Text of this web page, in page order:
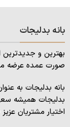
بانه بدلیجات
بهترین و
صورت عمده عرضه
بانه بدلیجات به
بدلیجات همیشه
اختیار مشتریان